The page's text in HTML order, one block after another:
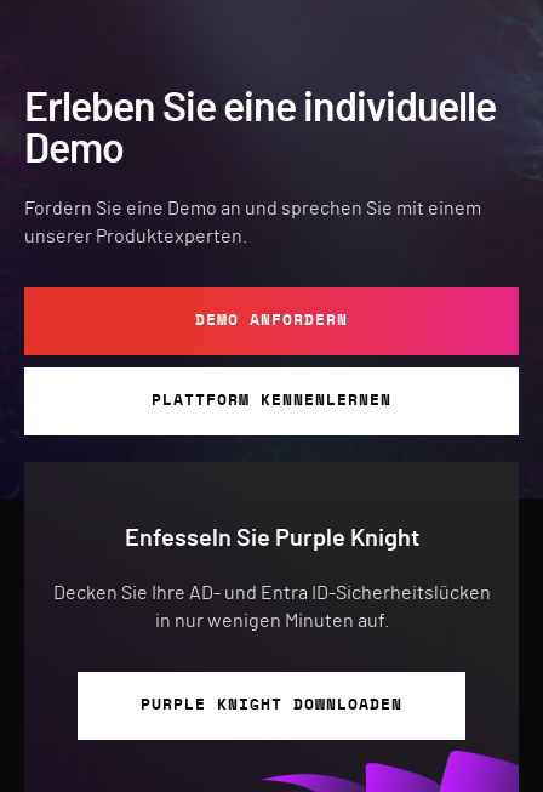
Erleben Sie eine individuelle
Demo
Fordern Sie eine Demo an und sprechen Sie mit einem
unserer Produktexperten.
DEMO ANFORDERN
PLATTFORM KENNENLERNEN
Enfesseln Sie Purple Knight
Decken Sie Ihre AD- und Entra ID-Sicherheitslücken
in nur wenigen Minuten auf.
PURPLE KNIGHT DOWNLOADEN